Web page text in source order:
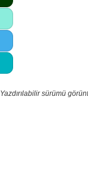
Yazdırılabilir sürümü